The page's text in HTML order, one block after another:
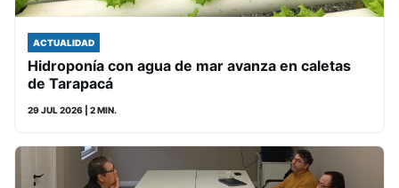
ACTUALIDAD
Hidroponía con agua de mar avanza en caletas
de Tarapacá
29 JUL 2026 | 2 MIN.